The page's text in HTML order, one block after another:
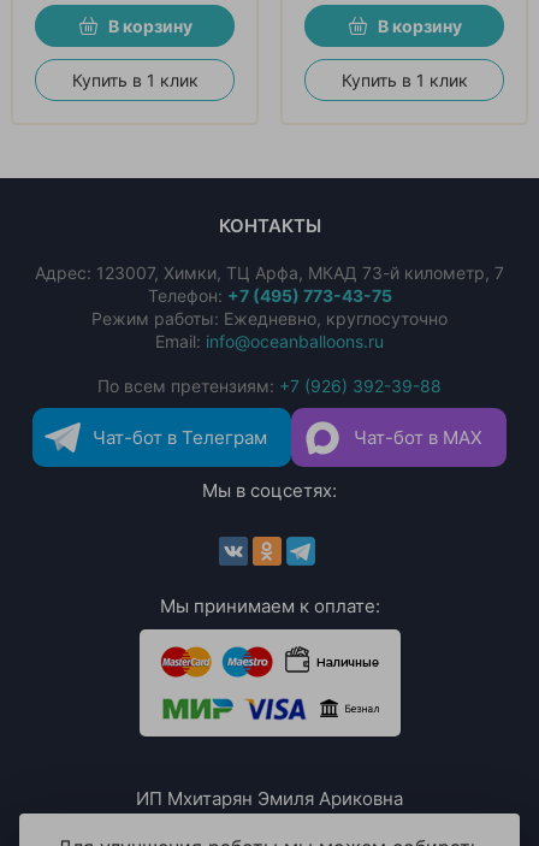
В корзину
Купить в 1 клик
В корзину
Купить в 1 клик
КОНТАКТЫ
Адрес: 123007, Химки, ТЦ Арфа, МКАД 73-й километр, 7
Телефон: +7 (495) 773-43-75
Режим работы: Ежедневно, круглосуточно
Email: info@oceanballoons.ru
По всем претензиям: +7 (926) 392-39-88
Чат-бот в Телеграм Чат-бот в MAX
Мы в соцсетях:
Мы принимаем к оплате:
ИП Мхитарян Эмиля Ариковна
ИНН: 771385063807